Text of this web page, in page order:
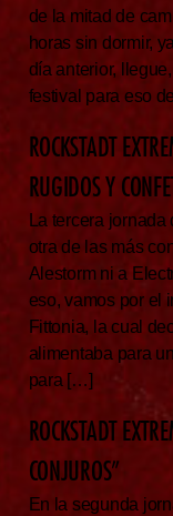
de la mitad de
horas sin dormir,
día anterior,
festival para eso
ROCKSTADT
RUGIDOS Y
La tercera
otra de las más
Alestorm ni a
eso, vamos por el
Fittonia, la cual
alimentaba para
para […]
ROCKSTADT
CONJUROS”
En la segunda